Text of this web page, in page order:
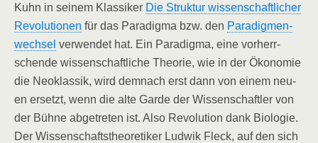
Kuhn in sei­nem Klas­si­ker Die Struk­tur wis­sen­schaft­li­cher
Revo­lu­tio­nen für das Para­dig­ma bzw. den Para­dig­men­
wech­sel ver­wen­det hat. Ein Para­dig­ma, eine vor­herr­
schen­de wis­sen­schaft­li­che Theo­rie, wie in der Öko­no­mie
die Neo­klas­sik, wird dem­nach erst dann von einem neu­
en ersetzt, wenn die alte Gar­de der Wis­sen­schaft­ler von
der Büh­ne abge­tre­ten ist. Also Revo­lu­ti­on dank Bio­lo­gie.
Der Wis­sen­schafts­theo­re­ti­ker Lud­wik Fleck, auf den sich